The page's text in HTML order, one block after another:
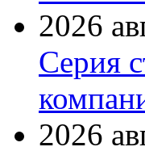
2026
Серия
2026